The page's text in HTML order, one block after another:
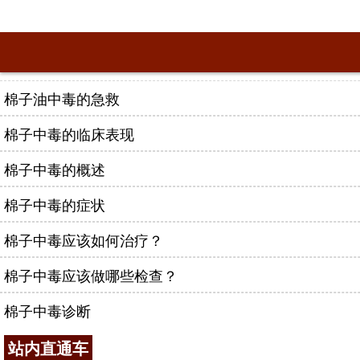
棉子油中毒的急救
棉子中毒的临床表现
棉子中毒的概述
棉子中毒的症状
棉子中毒应该如何治疗？
棉子中毒应该做哪些检查？
棉子中毒诊断
站内直通车